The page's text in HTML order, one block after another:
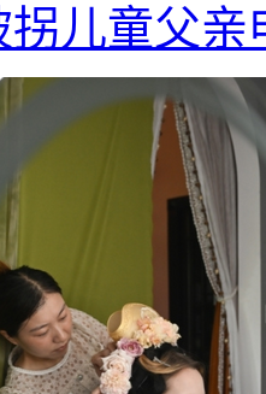
拐儿童父